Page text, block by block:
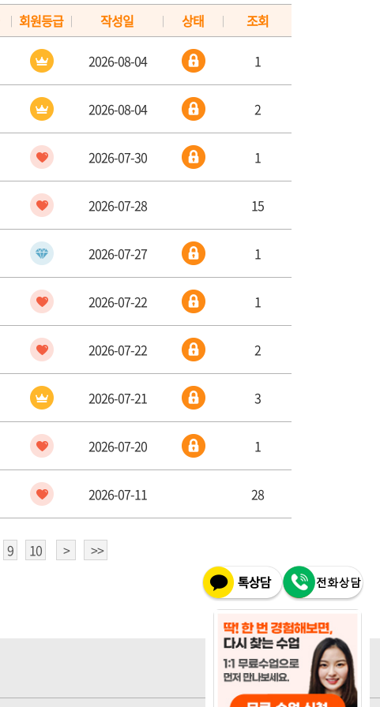
| 회원등급 | 작성일 | 상태 | 조회
2026-08-04 1
2026-08-04 2
2026-07-30 1
2026-07-28 15
2026-07-27 1
2026-07-22 1
2026-07-22 2
2026-07-21 3
2026-07-20 1
2026-07-11 28
9 10 > >>